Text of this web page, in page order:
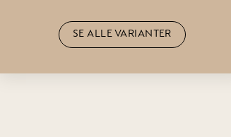
SE ALLE VARIANTER